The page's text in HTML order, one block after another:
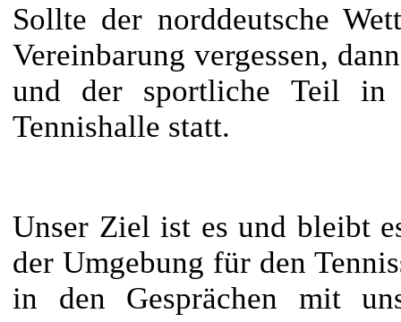
Sollte der norddeutsche
Vereinbarung vergessen,
und der sportliche Teil in
Tennishalle statt.
Unser Ziel ist es und bleibt
der Umgebung für den
in den Gesprächen mit